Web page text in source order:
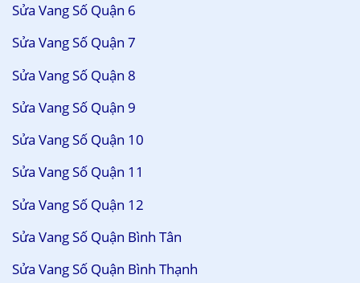
Sửa Vang Số Quận 6
Sửa Vang Số Quận 7
Sửa Vang Số Quận 8
Sửa Vang Số Quận 9
Sửa Vang Số Quận 10
Sửa Vang Số Quận 11
Sửa Vang Số Quận 12
Sửa Vang Số Quận Bình Tân
Sửa Vang Số Quận Bình Thạnh